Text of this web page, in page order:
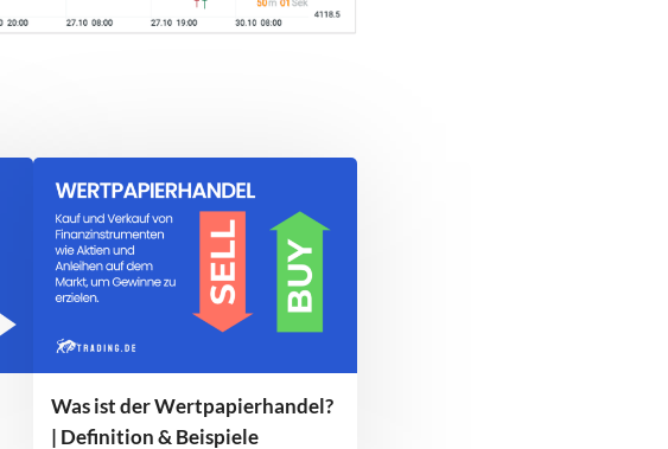
Was ist der Wertpapierhandel?
| Definition & Beispiele